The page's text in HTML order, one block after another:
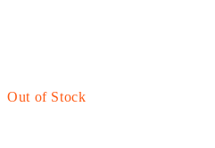
Out of Stock